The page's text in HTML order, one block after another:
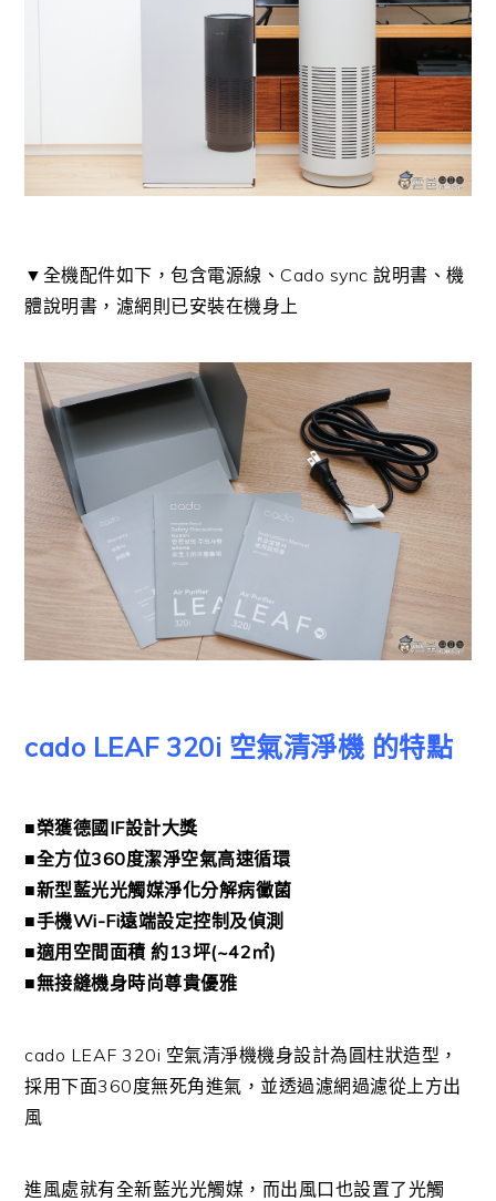
▼全機配件如下，包含電源線、Cado sync 說明書、機
體說明書，濾網則已安裝在機身上
cado LEAF 320i 空氣清淨機 的特點
■榮獲德國IF設計大獎
■全方位360度潔淨空氣高速循環
■新型藍光光觸媒淨化分解病黴菌
■手機Wi-Fi遠端設定控制及偵測
■適用空間面積 約13坪(~42㎡)
■無接縫機身時尚尊貴優雅
cado LEAF 320i 空氣清淨機機身設計為圓柱狀造型，
採用下面360度無死角進氣，並透過濾網過濾從上方出
風
進風處就有全新藍光光觸媒，而出風口也設置了光觸